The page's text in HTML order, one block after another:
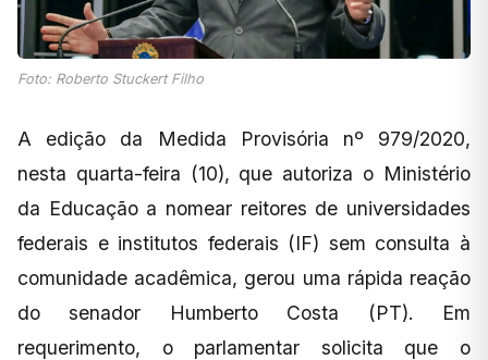
Foto: Roberto Stuckert Filho
A edição da Medida Provisória nº 979/2020,
nesta quarta-feira (10), que autoriza o Ministério
da Educação a nomear reitores de universidades
federais e institutos federais (IF) sem consulta à
comunidade acadêmica, gerou uma rápida reação
do senador Humberto Costa (PT). Em
requerimento, o parlamentar solicita que o